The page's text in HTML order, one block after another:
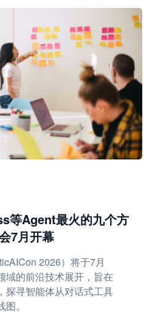
等Agent最火的九个方
7月开幕
2026）将于7月
域的前沿技术展开，旨在
探寻智能体从对话式工具
。